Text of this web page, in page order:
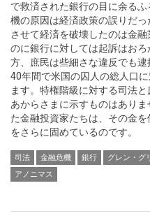
で救済された銀行の目に余る
機の原因は経済政策の誤りだ
させて経済を破壊したのは金
のに銀行に対しては起訴はお
方、庶民は些細さな違反でも
40年間で米国の囚人の総人口
ます。特権階級に対する司法
あからさまに示すものはあり
た金融投資家たちは、その金
をさらに固めているのです。
司法 金融危機 銀行 グレン・グ
アノニマス